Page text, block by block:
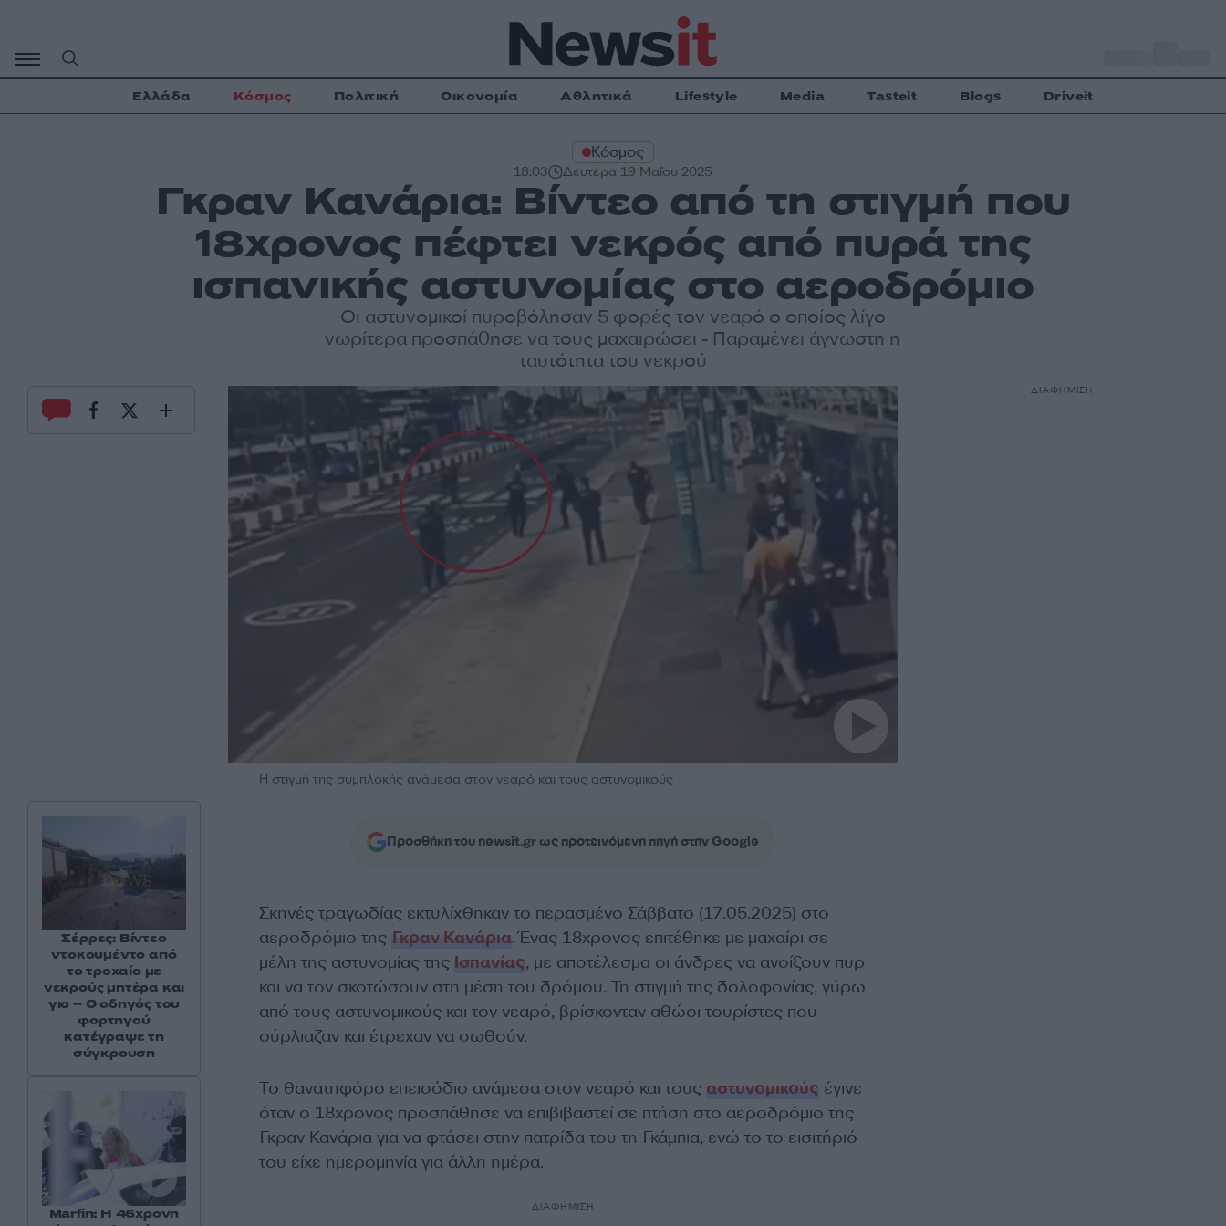
περιεχόμενο
Ελλάδα Κόσμος Πολιτική Οικονομία Αθλητικά Lifestyle Media Tasteit Blogs Driveit
Κόσμος
18:03 Δευτέρα 19 Μαΐου 2025
Γκραν Κανάρια: Βίντεο από τη στιγμή που
18χρονος πέφτει νεκρός από πυρά της
ισπανικής αστυνομίας στο αεροδρόμιο
Οι αστυνομικοί πυροβόλησαν 5 φορές τον νεαρό ο οποίος λίγο
νωρίτερα προσπάθησε να τους μαχαιρώσει - Παραμένει άγνωστη η
ταυτότητα του νεκρού
Η στιγμή της συμπλοκής ανάμεσα στον νεαρό και τους αστυνομικούς
Προσθήκη του newsit.gr ως προτεινόμενη πηγή στην Google
Σκηνές τραγωδίας εκτυλίχθηκαν το περασμένο Σάββατο (17.05.2025) στο
αεροδρόμιο της Γκραν Κανάρια. Ένας 18χρονος επιτέθηκε με μαχαίρι σε
μέλη της αστυνομίας της Ισπανίας, με αποτέλεσμα οι άνδρες να ανοίξουν πυρ
και να τον σκοτώσουν στη μέση του δρόμου. Τη στιγμή της δολοφονίας, γύρω
από τους αστυνομικούς και τον νεαρό, βρίσκονταν αθώοι τουρίστες που
ούρλιαζαν και έτρεχαν να σωθούν.
Το θανατηφόρο επεισόδιο ανάμεσα στον νεαρό και τους αστυνομικούς έγινε
όταν ο 18χρονος προσπάθησε να επιβιβαστεί σε πτήση στο αεροδρόμιο της
Γκραν Κανάρια για να φτάσει στην πατρίδα του τη Γκάμπια, ενώ το το εισιτήριό
του είχε ημερομηνία για άλλη ημέρα.
ΔΙΑΦΗΜΙΣΗ
Σέρρες: Βίντεο
ντοκουμέντο από
το τροχαίο με
νεκρούς μητέρα και
γιο – Ο οδηγός του
φορτηγού
κατέγραψε τη
σύγκρουση
Marfin: Η 46χρονη
ΔΙΑΦΗΜΙΣΗ